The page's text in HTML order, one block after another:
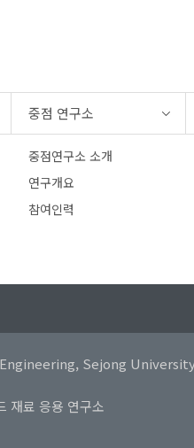
중점 연구소
중점연구소 소개
연구개요
참여인력
Sejong
재료 응용 연구소